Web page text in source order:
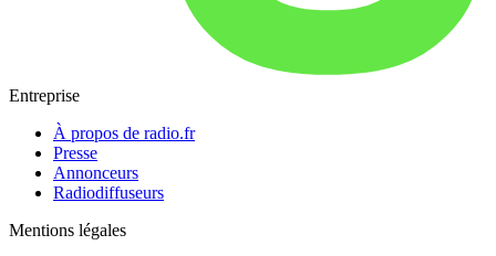
Entreprise
À propos de radio.fr
Presse
Annonceurs
Radiodiffuseurs
Mentions légales